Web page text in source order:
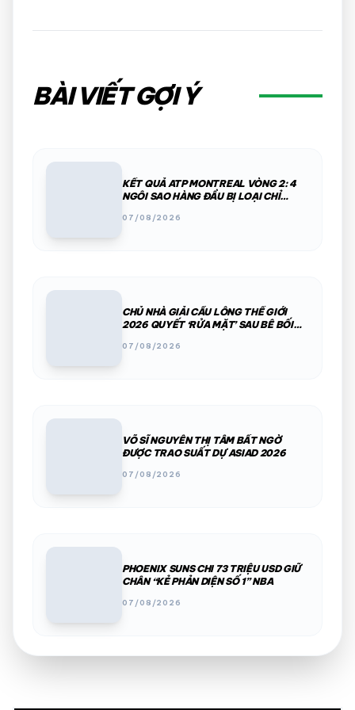
BÀI VIẾT GỢI Ý
KẾT QUẢ ATP MONTREAL VÒNG 2: 4
NGÔI SAO HÀNG ĐẦU BỊ LOẠI CHỈ
07/08/2026
CHỦ NHÀ GIẢI CẦU LÔNG THẾ GIỚI
2026 QUYẾT ‘RỬA MẶT’ SAU BÊ BỐI
07/08/2026
VÕ SĨ NGUYỄN THỊ TÂM BẤT NGỜ
ĐƯỢC TRAO SUẤT DỰ ASIAD 2026
07/08/2026
PHOENIX SUNS CHI 73 TRIỆU USD GIỮ
CHÂN “KẺ PHẢN DIỆN SỐ 1” NBA
07/08/2026